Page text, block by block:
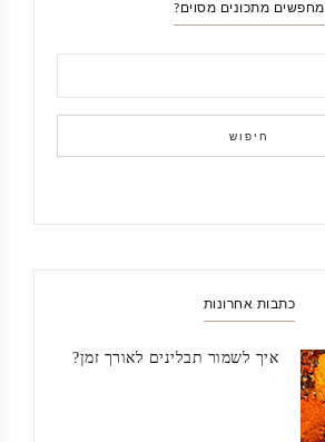
מחפשים מתכונים מסוים?
חיפוש
כתבות אחרונות
איך לשמור תבלינים לאורך זמן?